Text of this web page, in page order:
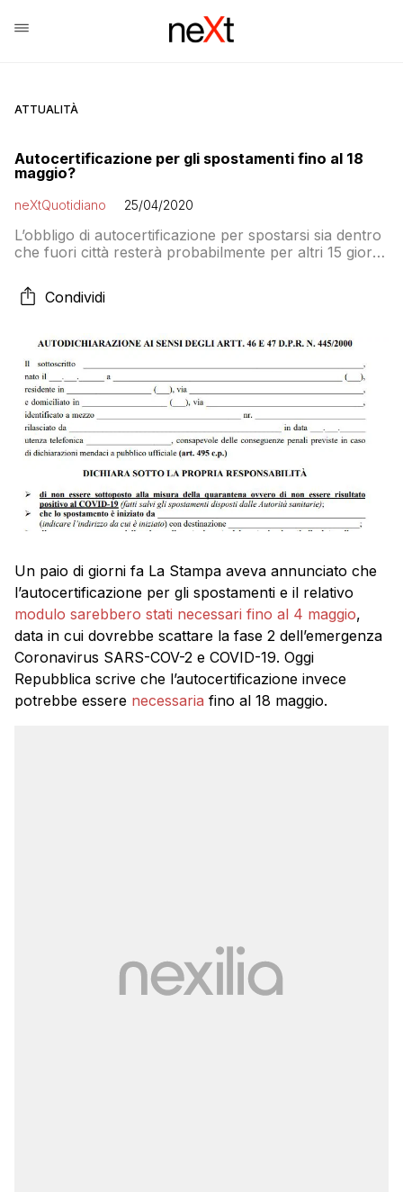
ATTUALITÀ
Autocertificazione per gli spostamenti fino al 18
maggio?
neXtQuotidiano 25/04/2020
L’obbligo di autocertificazione per spostarsi sia dentro
che fuori città resterà probabilmente per altri 15 giorni
abolire l’autocertificazione, ma il fronte del rigore
insiste per conservarla, anche in forma più blanda
Condividi
Un paio di giorni fa La Stampa aveva annunciato che
l’autocertificazione per gli spostamenti e il relativo
modulo sarebbero stati necessari fino al 4 maggio,
data in cui dovrebbe scattare la fase 2 dell’emergenza
Coronavirus SARS-COV-2 e COVID-19. Oggi
Repubblica scrive che l’autocertificazione invece
potrebbe essere necessaria fino al 18 maggio.